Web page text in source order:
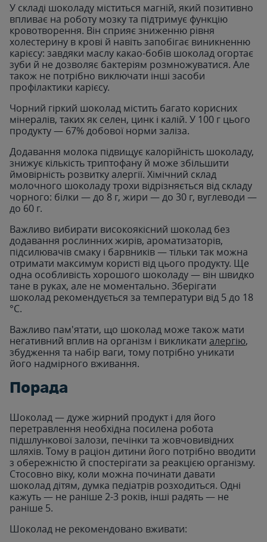
У складі шоколаду міститься магній, який позитивно
впливає на роботу мозку та підтримує функцію
кровотворення. Він сприяє зниженню рівня
холестерину в крові й навіть запобігає виникненню
карієсу: завдяки маслу какао-бобів шоколад огортає
зуби й не дозволяє бактеріям розмножуватися. Але
також не потрібно виключати інші засоби
профілактики карієсу.
Чорний гіркий шоколад містить багато корисних
мінералів, таких як селен, цинк і калій. У 100 г цього
продукту — 67% добової норми заліза.
Додавання молока підвищує калорійність шоколаду,
знижує кількість триптофану й може збільшити
ймовірність розвитку алергії. Хімічний склад
молочного шоколаду трохи відрізняється від складу
чорного: білки — до 8 г, жири — до 30 г, вуглеводи —
до 60 г.
Важливо вибирати високоякісний шоколад без
додавання рослинних жирів, ароматизаторів,
підсилювачів смаку і барвників — тільки так можна
отримати максимум користі від цього продукту. Ще
одна особливість хорошого шоколаду — він швидко
тане в руках, але не моментально. Зберігати
шоколад рекомендується за температури від 5 до 18
°C.
Важливо пам'ятати, що шоколад може також мати
негативний вплив на організм і викликати алергію,
збудження та набір ваги, тому потрібно уникати
його надмірного вживання.
Порада
Шоколад — дуже жирний продукт і для його
перетравлення необхідна посилена робота
підшлункової залози, печінки та жовчовивідних
шляхів. Тому в раціон дитини його потрібно вводити
з обережністю й спостерігати за реакцією організму.
Стосовно віку, коли можна починати давати
шоколад дітям, думка педіатрів розходиться. Одні
кажуть — не раніше 2-3 років, інші радять — не
раніше 5.
Шоколад не рекомендовано вживати: